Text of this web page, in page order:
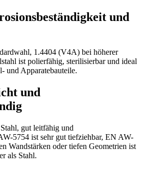
und
1.4404 (V4A) bei höherer
ist polierfähig, sterilisierbar und ideal
und Apparatebauteile.
und
gut leitfähig und
5754 ist sehr gut tiefziehbar, EN AW-
Wandstärken oder tiefen Geometrien ist
als Stahl.